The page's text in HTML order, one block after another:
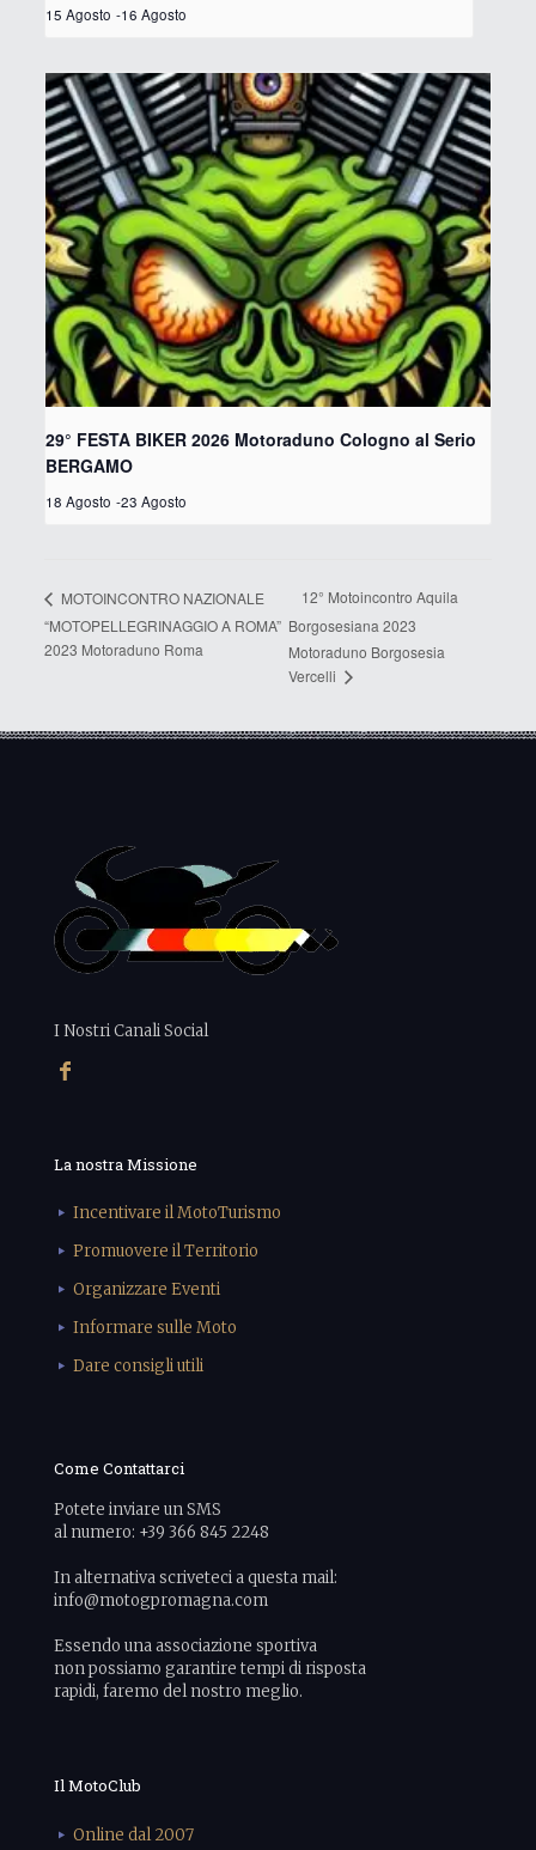
15 Agosto -16 Agosto
29° FESTA BIKER 2026 Motoraduno Cologno al Serio
BERGAMO
18 Agosto -23 Agosto
MOTOINCONTRO NAZIONALE
“MOTOPELLEGRINAGGIO A ROMA”
2023 Motoraduno Roma
12° Motoincontro Aquila
Borgosesiana 2023
Motoraduno Borgosesia
Vercelli
I Nostri Canali Social
La nostra Missione
Incentivare il MotoTurismo
Promuovere il Territorio
Organizzare Eventi
Informare sulle Moto
Dare consigli utili
Come Contattarci
Potete inviare un SMS
al numero: +39 366 845 2248
In alternativa scriveteci a questa mail:
info@motogpromagna.com
Essendo una associazione sportiva
non possiamo garantire tempi di risposta
rapidi, faremo del nostro meglio.
Il MotoClub
Online dal 2007